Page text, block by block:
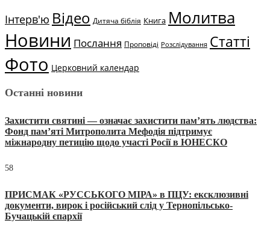
Інтерв'ю Відео Дитяча біблія Книга Молитва
Новини Послання Проповіді Розслідування Статті
Фото Церковний календар
Останні новини
Захистити святині — означає захистити пам’ять людства:
Фонд пам’яті Митрополита Мефодія підтримує
міжнародну петицію щодо участі Росії в ЮНЕСКО
58
ПРИСМАК «РУССЬКОГО МІРА» в ПЦУ: ексклюзивні
документи, вирок і російський слід у Тернопільсько-
Бучацькій єпархії